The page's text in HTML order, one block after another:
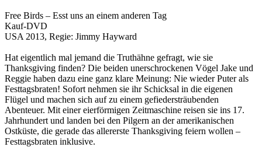
Free Birds – Esst uns an einem anderen Tag
Kauf-DVD
USA 2013, Regie: Jimmy Hayward
Hat eigentlich mal jemand die Truthähne gefragt, wie sie
Thanksgiving finden? Die beiden unerschrockenen Vögel Jake und
Reggie haben dazu eine ganz klare Meinung: Nie wieder Puter als
Festtagsbraten! Sofort nehmen sie ihr Schicksal in die eigenen
Flügel und machen sich auf zu einem gefiedersträubenden
Abenteuer. Mit einer eierförmigen Zeitmaschine reisen sie ins 17.
Jahrhundert und landen bei den Pilgern an der amerikanischen
Ostküste, die gerade das allererste Thanksgiving feiern wollen –
Festtagsbraten inklusive.